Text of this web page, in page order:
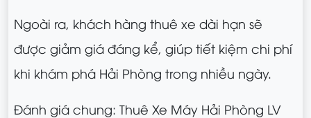
Ngoài ra, khách hàng thuê xe dài hạn sẽ
được giảm giá đáng kể, giúp tiết kiệm chi phí
khi khám phá Hải Phòng trong nhiều ngày.
Đánh giá chung: Thuê Xe Máy Hải Phòng LV